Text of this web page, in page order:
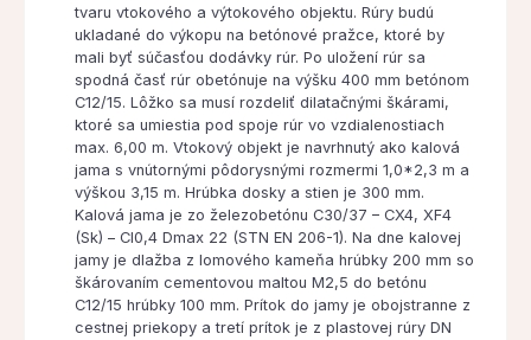
tvaru vtokového a výtokového objektu. Rúry budú
ukladané do výkopu na betónové pražce, ktoré by
mali byť súčasťou dodávky rúr. Po uložení rúr sa
spodná časť rúr obetónuje na výšku 400 mm betónom
C12/15. Lôžko sa musí rozdeliť dilatačnými škárami,
ktoré sa umiestia pod spoje rúr vo vzdialenostiach
max. 6,00 m. Vtokový objekt je navrhnutý ako kalová
jama s vnútornými pôdorysnými rozmermi 1,0*2,3 m a
výškou 3,15 m. Hrúbka dosky a stien je 300 mm.
Kalová jama je zo železobetónu C30/37 – CX4, XF4
(Sk) – Cl0,4 Dmax 22 (STN EN 206-1). Na dne kalovej
jamy je dlažba z lomového kameňa hrúbky 200 mm so
škárovaním cementovou maltou M2,5 do betónu
C12/15 hrúbky 100 mm. Prítok do jamy je obojstranne z
cestnej priekopy a tretí prítok je z plastovej rúry DN